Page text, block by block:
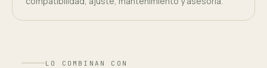
LO COMBINAN CON